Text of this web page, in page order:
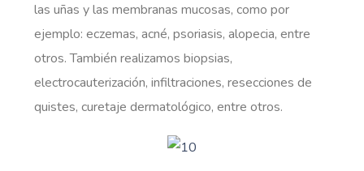
las uñas y las membranas mucosas, como por
ejemplo: eczemas, acné, psoriasis, alopecia, entre
otros. También realizamos biopsias,
electrocauterización, infiltraciones, resecciones de
quistes, curetaje dermatológico, entre otros.